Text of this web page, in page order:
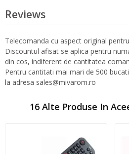
Reviews
Telecomanda cu aspect original
Discountul afisat se aplica pentru
din cos, indiferent de cantitatea
Pentru cantitati mai mari de 500
la adresa sales@mivarom.ro
16 Alte Produse In